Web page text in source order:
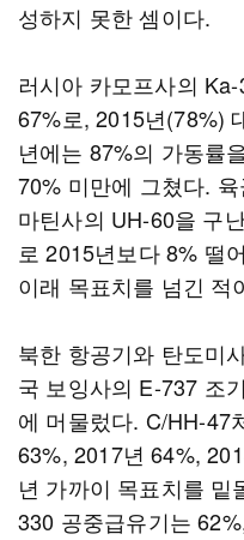
성하지 못한 셈이다.
러시아 카모프사의
67%로, 2015년(78%)
년에는 87%의 가동률
70% 미만에 그쳤다.
마틴사의 UH-60을 구
로 2015년보다 8% 떨
이래 목표치를 넘긴 적
북한 항공기와 탄도미
국 보잉사의 E-737 조
에 머물렀다. C/HH-47
63%, 2017년 64%,
년 가까이 목표치를 밑
330 공중급유기는